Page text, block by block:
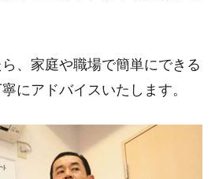
、家庭や職場で簡単にできる
にアドバイスいたします。